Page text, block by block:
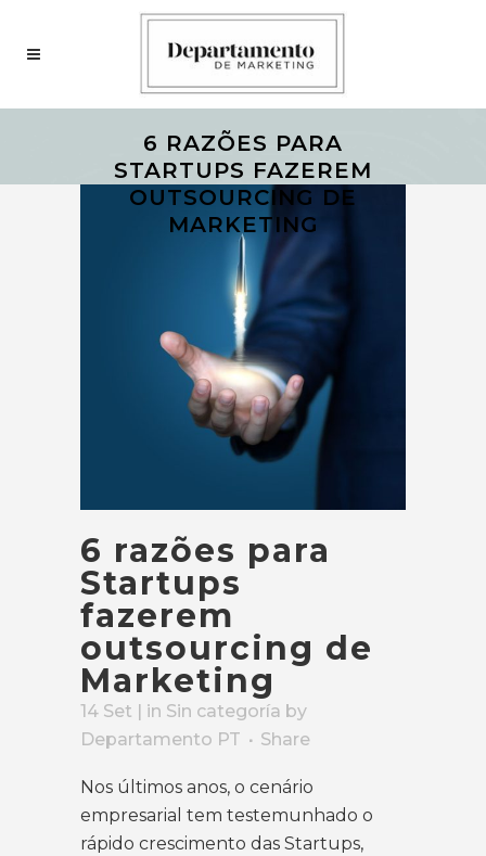
6 RAZÕES PARA
STARTUPS FAZEREM
OUTSOURCING DE
MARKETING
6 razões para
Startups
fazerem
outsourcing de
Marketing
14 Set | in Sin categoría by
Departamento PT
Share
Nos últimos anos, o cenário
empresarial tem testemunhado o
rápido crescimento das Startups,